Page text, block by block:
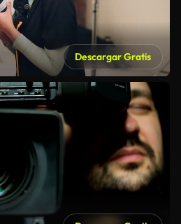
Descargar Gratis